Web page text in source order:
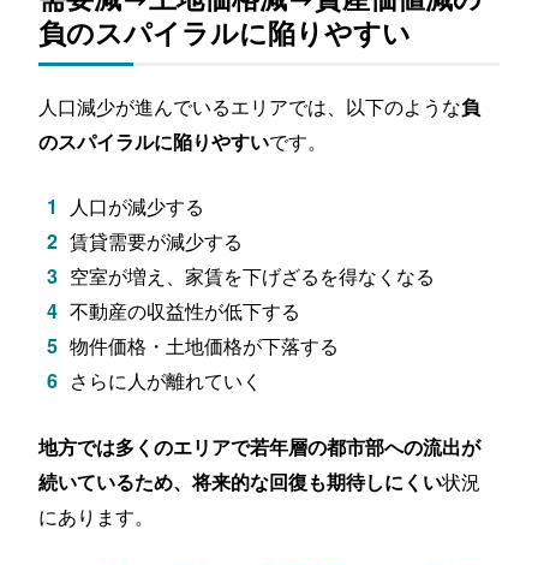
負のスパイラルに陥りやすい
人口減少が進んでいるエリアでは、以下のような負
のスパイラルに陥りやすいです。
人口が減少する
賃貸需要が減少する
空室が増え、家賃を下げざるを得なくなる
不動産の収益性が低下する
物件価格・土地価格が下落する
さらに人が離れていく
地方では多くのエリアで若年層の都市部への流出が
続いているため、将来的な回復も期待しにくい状況
にあります。